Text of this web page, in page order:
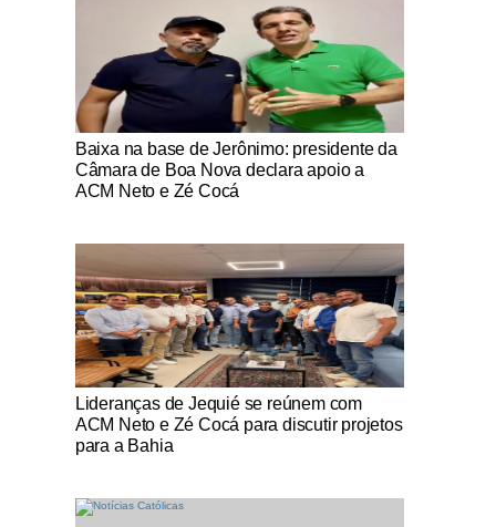
Notícias Católicas
Baixa na base de Jerônimo: presidente da
Câmara de Boa Nova declara apoio a
ACM Neto e Zé Cocá
Notícias Católicas
Lideranças de Jequié se reúnem com
ACM Neto e Zé Cocá para discutir projetos
para a Bahia